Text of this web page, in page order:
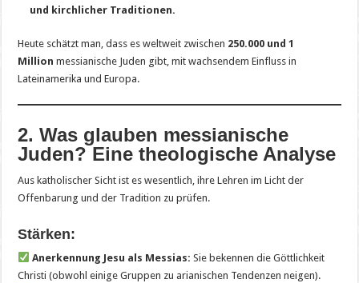
und kirchlicher Traditionen.
Heute schätzt man, dass es weltweit zwischen 250.000 und 1
Million messianische Juden gibt, mit wachsendem Einfluss in
Lateinamerika und Europa.
2. Was glauben messianische
Juden? Eine theologische Analyse
Aus katholischer Sicht ist es wesentlich, ihre Lehren im Licht der
Offenbarung und der Tradition zu prüfen.
Stärken:
Anerkennung Jesu als Messias: Sie bekennen die Göttlichkeit
Christi (obwohl einige Gruppen zu arianischen Tendenzen neigen).